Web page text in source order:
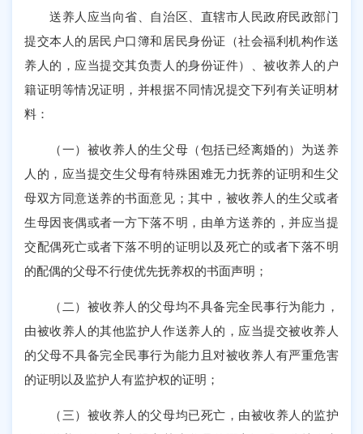
送养人应当向省、自治区、直辖市人民政府民政部门
提交本人的居民户口簿和居民身份证（社会福利机构作送
养人的，应当提交其负责人的身份证件）、被收养人的户
籍证明等情况证明，并根据不同情况提交下列有关证明材
料：
（一）被收养人的生父母（包括已经离婚的）为送养
人的，应当提交生父母有特殊困难无力抚养的证明和生父
母双方同意送养的书面意见；其中，被收养人的生父或者
生母因丧偶或者一方下落不明，由单方送养的，并应当提
交配偶死亡或者下落不明的证明以及死亡的或者下落不明
的配偶的父母不行使优先抚养权的书面声明；
（二）被收养人的父母均不具备完全民事行为能力，
由被收养人的其他监护人作送养人的，应当提交被收养人
的父母不具备完全民事行为能力且对被收养人有严重危害
的证明以及监护人有监护权的证明；
（三）被收养人的父母均已死亡，由被收养人的监护